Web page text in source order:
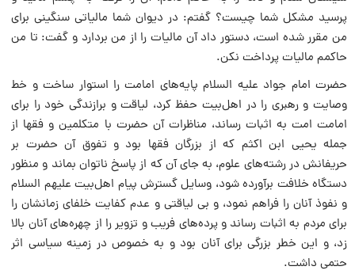
پرسید مشکل شما چیست؟ گفتم: در دیوان شما مالیاتى سنگینى براى
من مقرر شده است، دستور داد آن مالیات را از من بردارد و گفت: تا من
حاکمم مالیات پرداخت نکن.
حضرت امام جواد علیه السلام پایه‌هاى امامت را استوار ساخت و خط
وصایت و رهبرى را در اهل‌بیت حفظ کرد، لیاقت و برازندگى خود را براى
امامت امت به اثبات رساند، مناظرات آن حضرت با متکلمین و فقها از
جمله یحیى ابن اکثم که از بزرگان فقها بود و تفوق آن حضرت بر
حریفانش در رشته‌هاى علوم، به جاى آن که از پاسخ ناتوان بماند و منظور
دستگاه خلافت برآورده شود، وسایل گسترش پیام اهل‌بیت علیهم السلام
و نفوذ آنان را فراهم نمود، و بى لیاقتى و عدم کفایت خلفاى زمانشان را
براى مردم به اثبات رساند و پرده‌هاى فریب و تزویر را از چهره‌هاى آنان بالا
زد، و این خطر بزرگى براى آنان بود و به خصوص در زمینه سیاسى اثر
حتمى داشت.